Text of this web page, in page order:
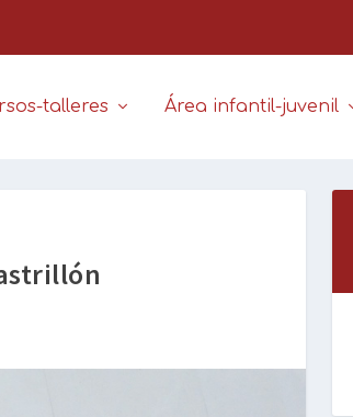
talleres Área infantil-juvenil